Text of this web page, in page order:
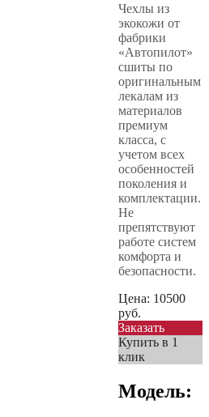
Чехлы из
экокожи от
фабрики
«Автопилот»
сшиты по
оригинальным
лекалам из
материалов
премиум
класса, с
учетом всех
особенностей
поколения и
комплектации.
Не
препятствуют
работе систем
комфорта и
безопасности.
Цена: 10500
руб.
Заказать
Купить в 1
клик
Модель: